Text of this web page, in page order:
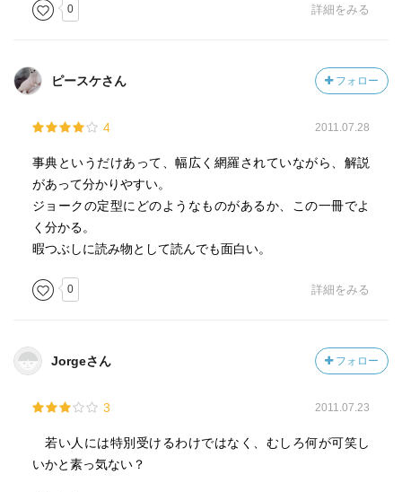
0 詳細をみる
ピースケさん フォロー
4 2011.07.28
事典というだけあって、幅広く網羅されていながら、解説
があって分かりやすい。
ジョークの定型にどのようなものがあるか、この一冊でよ
く分かる。
暇つぶしに読み物として読んでも面白い。
0 詳細をみる
Jorgeさん フォロー
3 2011.07.23
若い人には特別受けるわけではなく、むしろ何が可笑し
いかと素っ気ない？